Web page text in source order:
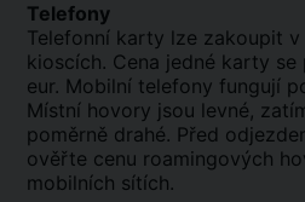
Telefony
Telefonní karty lze zakoupit
kioscích. Cena jedné karty
eur. Mobilní telefony fungují
Místní hovory jsou levné,
poměrně drahé. Před
ověřte cenu roamingových
mobilních sítích.